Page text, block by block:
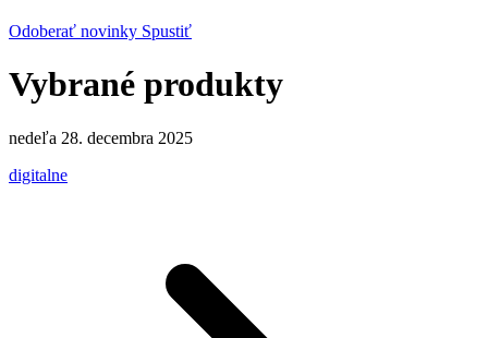
Odoberať novinky Spustiť
Vybrané produkty
nedeľa 28. decembra 2025
digitalne